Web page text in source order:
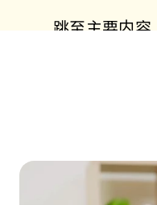
跳至主要内容